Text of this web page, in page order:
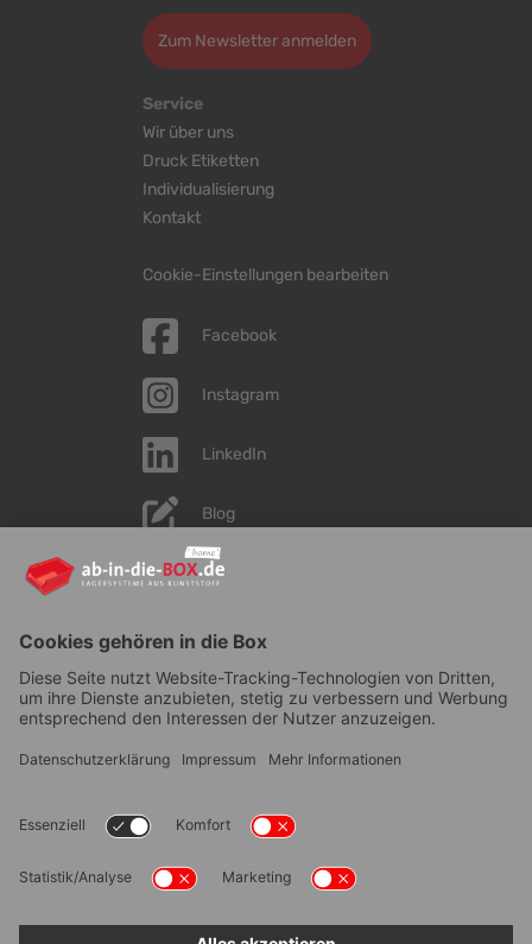
Zum Newsletter anmelden
Service
Wir über uns
Druck Etiketten
Individualisierung
Kontakt
Cookie-Einstellungen bearbeiten
Facebook
Instagram
LinkedIn
Blog
YouTube
Bestellvorgang|Impressum|Information zur